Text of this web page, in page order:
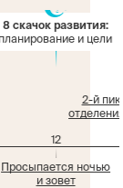
8 скачок развития:
планирование и цели
2-й пик
12
Просыпается ночью
и зовет